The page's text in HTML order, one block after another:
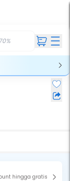
hingga gratis